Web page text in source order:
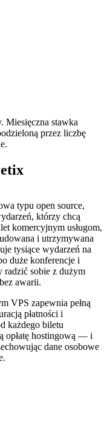
Miesięczna stawka
przez liczbę
typu open source,
którzy chcą
komercyjnym usługom,
i utrzymywana
tysiące wydarzeń na
duże konferencje i
sobie z dużym
awarii.
VPS zapewnia pełną
płatności i
każdego biletu
opłatę hostingową — i
dane osobowe